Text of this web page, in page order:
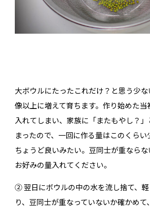
大ボウルにたったこれだけ？と思う少
像以上に増えて育ちます。作り始めた当
入れてしまい、家族に「またもやし？
まったので、一回に作る量はこのくら
ちょうど良いみたい。豆同士が重ならな
お好みの量入れてください。
② 翌日にボウルの中の水を流し捨て、
り、豆同士が重なっていないか確かめて